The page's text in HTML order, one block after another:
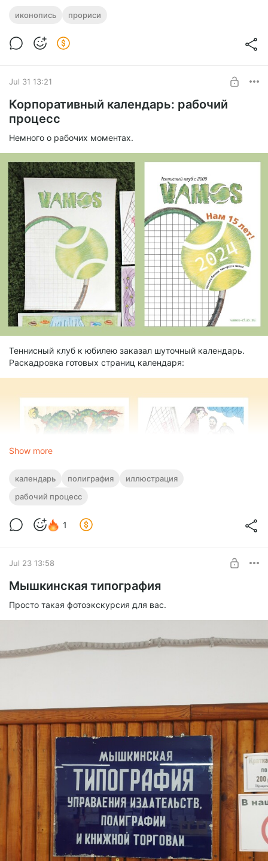
иконопись прориси
Jul 31 13:21
Корпоративный календарь: рабочий
процесс
Немного о рабочих моментах.
Теннисный клуб к юбилею заказал шуточный календарь.
Раскадровка готовых страниц календаря:
Show more
календарь полиграфия
иллюстрация
рабочий процесс
1
Jul 23 13:58
Мышкинская типография
Просто такая фотоэкскурсия для вас.